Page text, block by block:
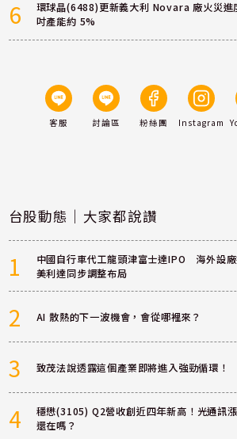
6
環球晶(6488)更新義大利 Novara 廠火災進
吋產能約 5%
客服 討論區 粉絲團 Instagram
台股動態｜大家都說讚
1
中國自行車代工龍頭津富士達IPO 海外設廠
美利達同步調整布局
2 AI 散熱的下一波機會，會從哪裡來？
3 致茂法說透露這個產業即將進入強勁循環！
4
穩懋(3105) Q2營收創近四年新高！光通訊
還在嗎？